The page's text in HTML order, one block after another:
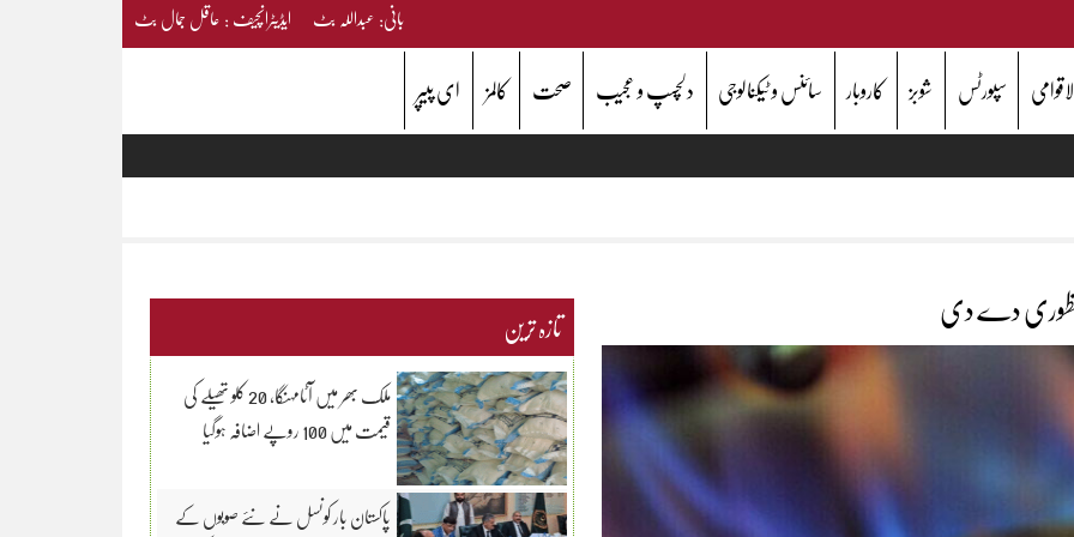
بانی: عبداللہ بٹ ایڈیٹرانچیف : عاقل جمال بٹ
سپورٹس شوبز کاروبار سائنس و ٹیکنالوجی دلچسپ و عجیب صحت کالمز ای پیپر
دے دی تازہ ترین
ملک بھر میں آٹامہنگا، 20 کلو تھیلے کی
قیمت میں 100 روپے اضافہ ہوگیا
پاکستان بار کونسل نے نئے صوبوں کے